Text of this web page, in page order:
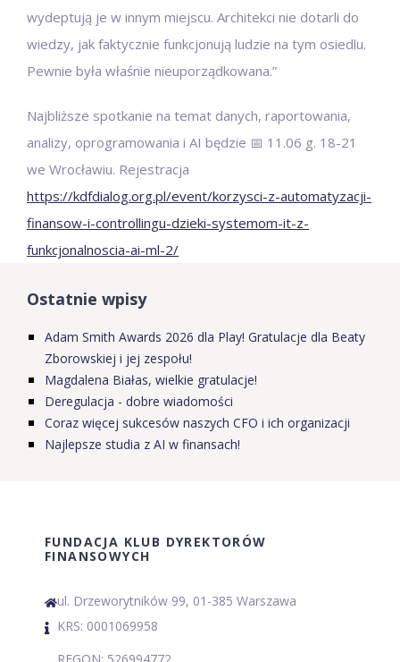
wydeptują je w innym miejscu. Architekci nie dotarli do
wiedzy, jak faktycznie funkcjonują ludzie na tym osiedlu.
Pewnie była właśnie nieuporządkowana.”
Najbliższe spotkanie na temat danych, raportowania,
analizy, oprogramowania i AI będzie 📅 11.06 g. 18-21
we Wrocławiu. Rejestracja
https://kdfdialog.org.pl/event/korzysci-z-automatyzacji-
finansow-i-controllingu-dzieki-systemom-it-z-
funkcjonalnoscia-ai-ml-2/
Ostatnie wpisy
Adam Smith Awards 2026 dla Play! Gratulacje dla Beaty
Zborowskiej i jej zespołu!
Magdalena Białas, wielkie gratulacje!
Deregulacja - dobre wiadomości
Coraz więcej sukcesów naszych CFO i ich organizacji
Najlepsze studia z AI w finansach!
FUNDACJA KLUB DYREKTORÓW
FINANSOWYCH
ul. Drzeworytników 99, 01-385 Warszawa
KRS: 0001069958